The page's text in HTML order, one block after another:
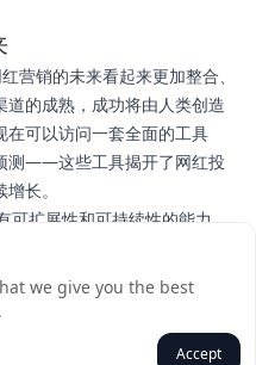
营销的未来看起来更加整合、
的成熟，成功将由人类创造
在可以访问一套全面的工具
测——这些工具揭开了网红投
长。
扩展性和可持续性的能力。
平台，OMG正在赋能品牌与
着数字消费持续飙升，Creo
展的媒体生态系统中，将网
力。
we give you the best
Accept